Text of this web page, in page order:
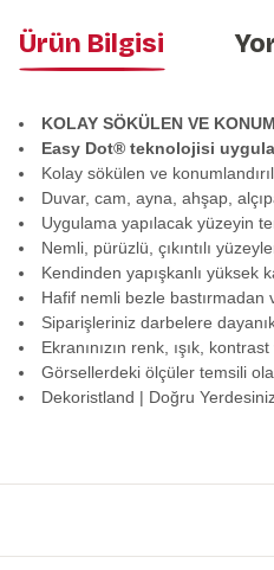
Ürün Bilgisi
KOLAY SÖKÜLEN VE
Easy Dot® teknolojisi
Kolay sökülen ve
Duvar, cam, ayna, ahşap,
Uygulama yapılacak yüzeyin
Nemli, pürüzlü, çıkıntılı
Kendinden yapışkanlı yüksek
Hafif nemli bezle bastırmadan
Siparişleriniz darbelere
Ekranınızın renk, ışık,
Görsellerdeki ölçüler temsili
Dekoristland | Doğru